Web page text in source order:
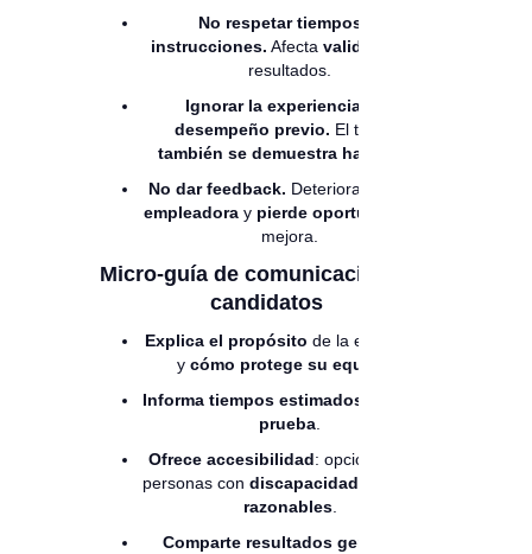
No respetar tiempos ni
instrucciones. Afecta validez
resultados.
Ignorar la experiencia y el
desempeño previo. El talento
también se demuestra haciendo
No dar feedback. Deteriora la
empleadoray pierde oportunidad
mejora.
Micro-guía de comunicación con
candidatos
Explica el propósito de la evaluación
y cómo protege su equidad
Informa tiempos estimados
prueba
Ofrece accesibilidad: opciones para
personas con discapacidad
razonables.
Comparte resultados generales